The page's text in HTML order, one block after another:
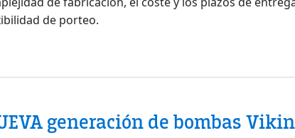
de porteo.
necesita saber sobre las carcasas ProPort™
generación de bombas